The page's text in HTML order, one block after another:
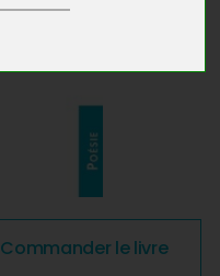
Commander le livre